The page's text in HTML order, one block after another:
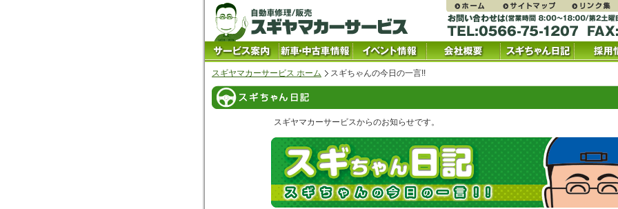
スギヤマカーサービス ホーム スギちゃんの今日の一言!!
スギヤマカーサービスからのお知らせです。